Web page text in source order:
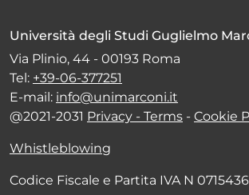
Università degli Studi Guglielmo
Via Plinio, 44 - 00193 Roma
Tel: +39-06-377251
E-mail: info@unimarconi.it
@2021-2031 Privacy - Terms - Cookie
Whistleblowing
Codice Fiscale e Partita IVA N